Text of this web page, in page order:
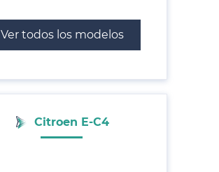
Ver todos los modelos
Citroen E-C4